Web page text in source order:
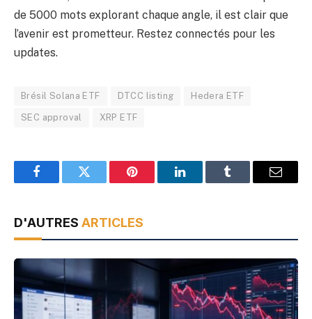
de 5000 mots explorant chaque angle, il est clair que
l’avenir est prometteur. Restez connectés pour les
updates.
Brésil Solana ETF DTCC listing Hedera ETF
SEC approval XRP ETF
FacebookTwitter Pinterest LinkedInTumblr Email
D'AUTRES ARTICLES